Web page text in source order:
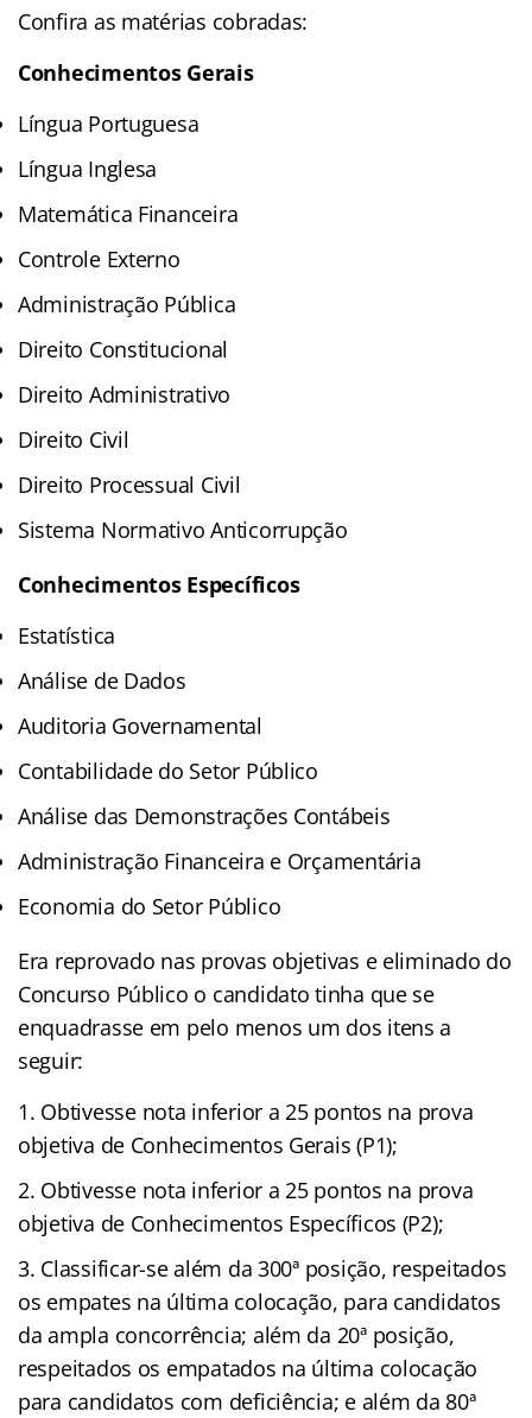
Confira as matérias cobradas:
Conhecimentos Gerais
Língua Portuguesa
Língua Inglesa
Matemática Financeira
Controle Externo
Administração Pública
Direito Constitucional
Direito Administrativo
Direito Civil
Direito Processual Civil
Sistema Normativo Anticorrupção
Conhecimentos Específicos
Estatística
Análise de Dados
Auditoria Governamental
Contabilidade do Setor Público
Análise das Demonstrações Contábeis
Administração Financeira e Orçamentária
Economia do Setor Público
Era reprovado nas provas objetivas e eliminado do
Concurso Público o candidato tinha que se
enquadrasse em pelo menos um dos itens a
seguir:
Obtivesse nota inferior a 25 pontos na prova
objetiva de Conhecimentos Gerais (P1);
Obtivesse nota inferior a 25 pontos na prova
objetiva de Conhecimentos Específicos (P2);
Classificar-se além da 300ª posição, respeitados
os empates na última colocação, para candidatos
da ampla concorrência; além da 20ª posição,
respeitados os empatados na última colocação
para candidatos com deficiência; e além da 80ª